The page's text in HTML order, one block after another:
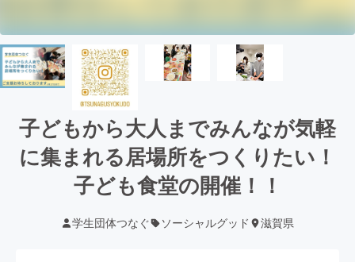
子どもから大人までみんなが気軽
に集まれる居場所をつくりたい！
子ども食堂の開催！！
学生団体つなぐ ソーシャルグッド 滋賀県